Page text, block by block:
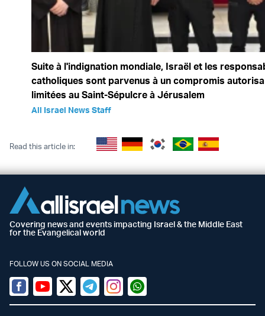
Suite à l'indignation mondiale, Israël et les
catholiques sont parvenus à un compromis
limitées au Saint-Sépulcre à Jérusalem
All Israel News Staff
Read this article in:
Covering news and events impacting Israel & the Middle East
for the Evangelical world
FOLLOW US ON SOCIAL MEDIA
Facebook
YoutubeTwitter (X)
TelegramInstagramWhatsapp